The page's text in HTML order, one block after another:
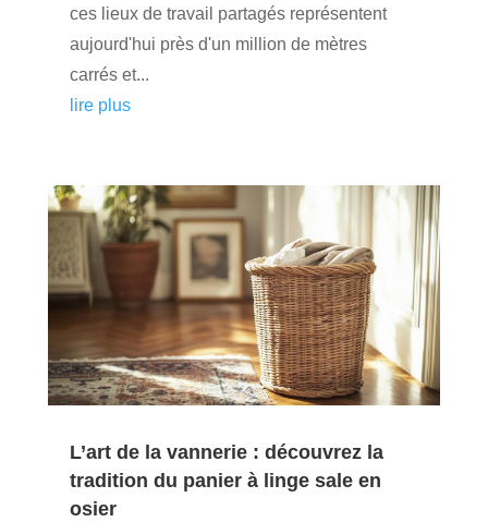
ces lieux de travail partagés représentent
aujourd'hui près d'un million de mètres
carrés et...
lire plus
L’art de la vannerie : découvrez la
tradition du panier à linge sale en
osier